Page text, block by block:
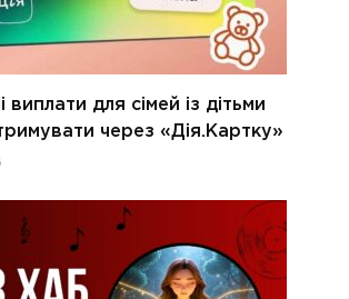
для сімей із дітьми
через «Дія.Картку»